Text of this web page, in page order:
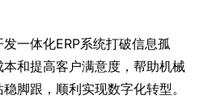
一体化ERP系统打破信息孤
和提高客户满意度，帮助机械
脚跟，顺利实现数字化转型。